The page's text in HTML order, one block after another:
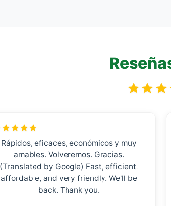
Rápidos, eficaces, económicos y muy
amables. Volveremos. Gracias.
(Translated by Google) Fast, efficient,
affordable, and very friendly. We'll be
back. Thank you.